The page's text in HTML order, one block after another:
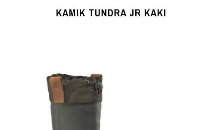
KAMIK TUNDRA JR KAKI